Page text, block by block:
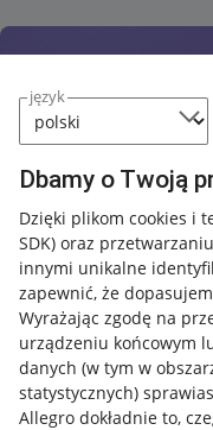
język
Dbamy o Twoją
Dzięki plikom cookies i
SDK) oraz
innymi unikalne
zapewnić, że
Wyrażając zgodę na
urządzeniu końcowym
danych (w tym w
statystycznych)
Allegro dokładnie to,